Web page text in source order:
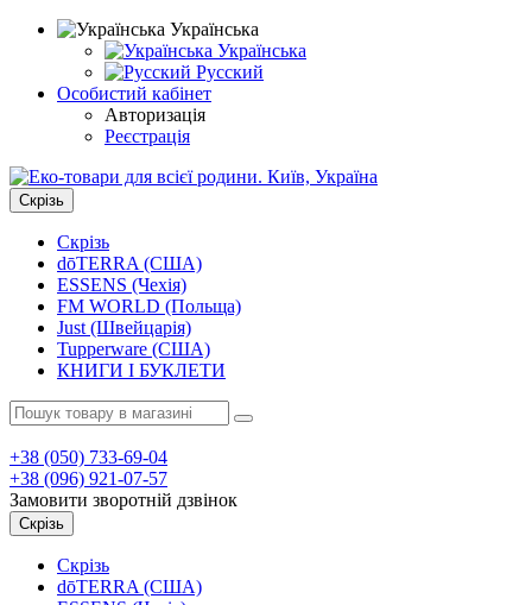
Українська
Українська
Русский
Особистий кабінет
Авторизація
Реєстрація
Скрізь
Скрізь
dōTERRA (США)
ESSENS (Чехія)
FM WORLD (Польща)
Just (Швейцарія)
Tupperware (США)
КНИГИ І БУКЛЕТИ
+38 (050) 733-69-04
+38 (096) 921-07-57
Замовити зворотній дзвінок
Скрізь
Скрізь
dōTERRA (США)